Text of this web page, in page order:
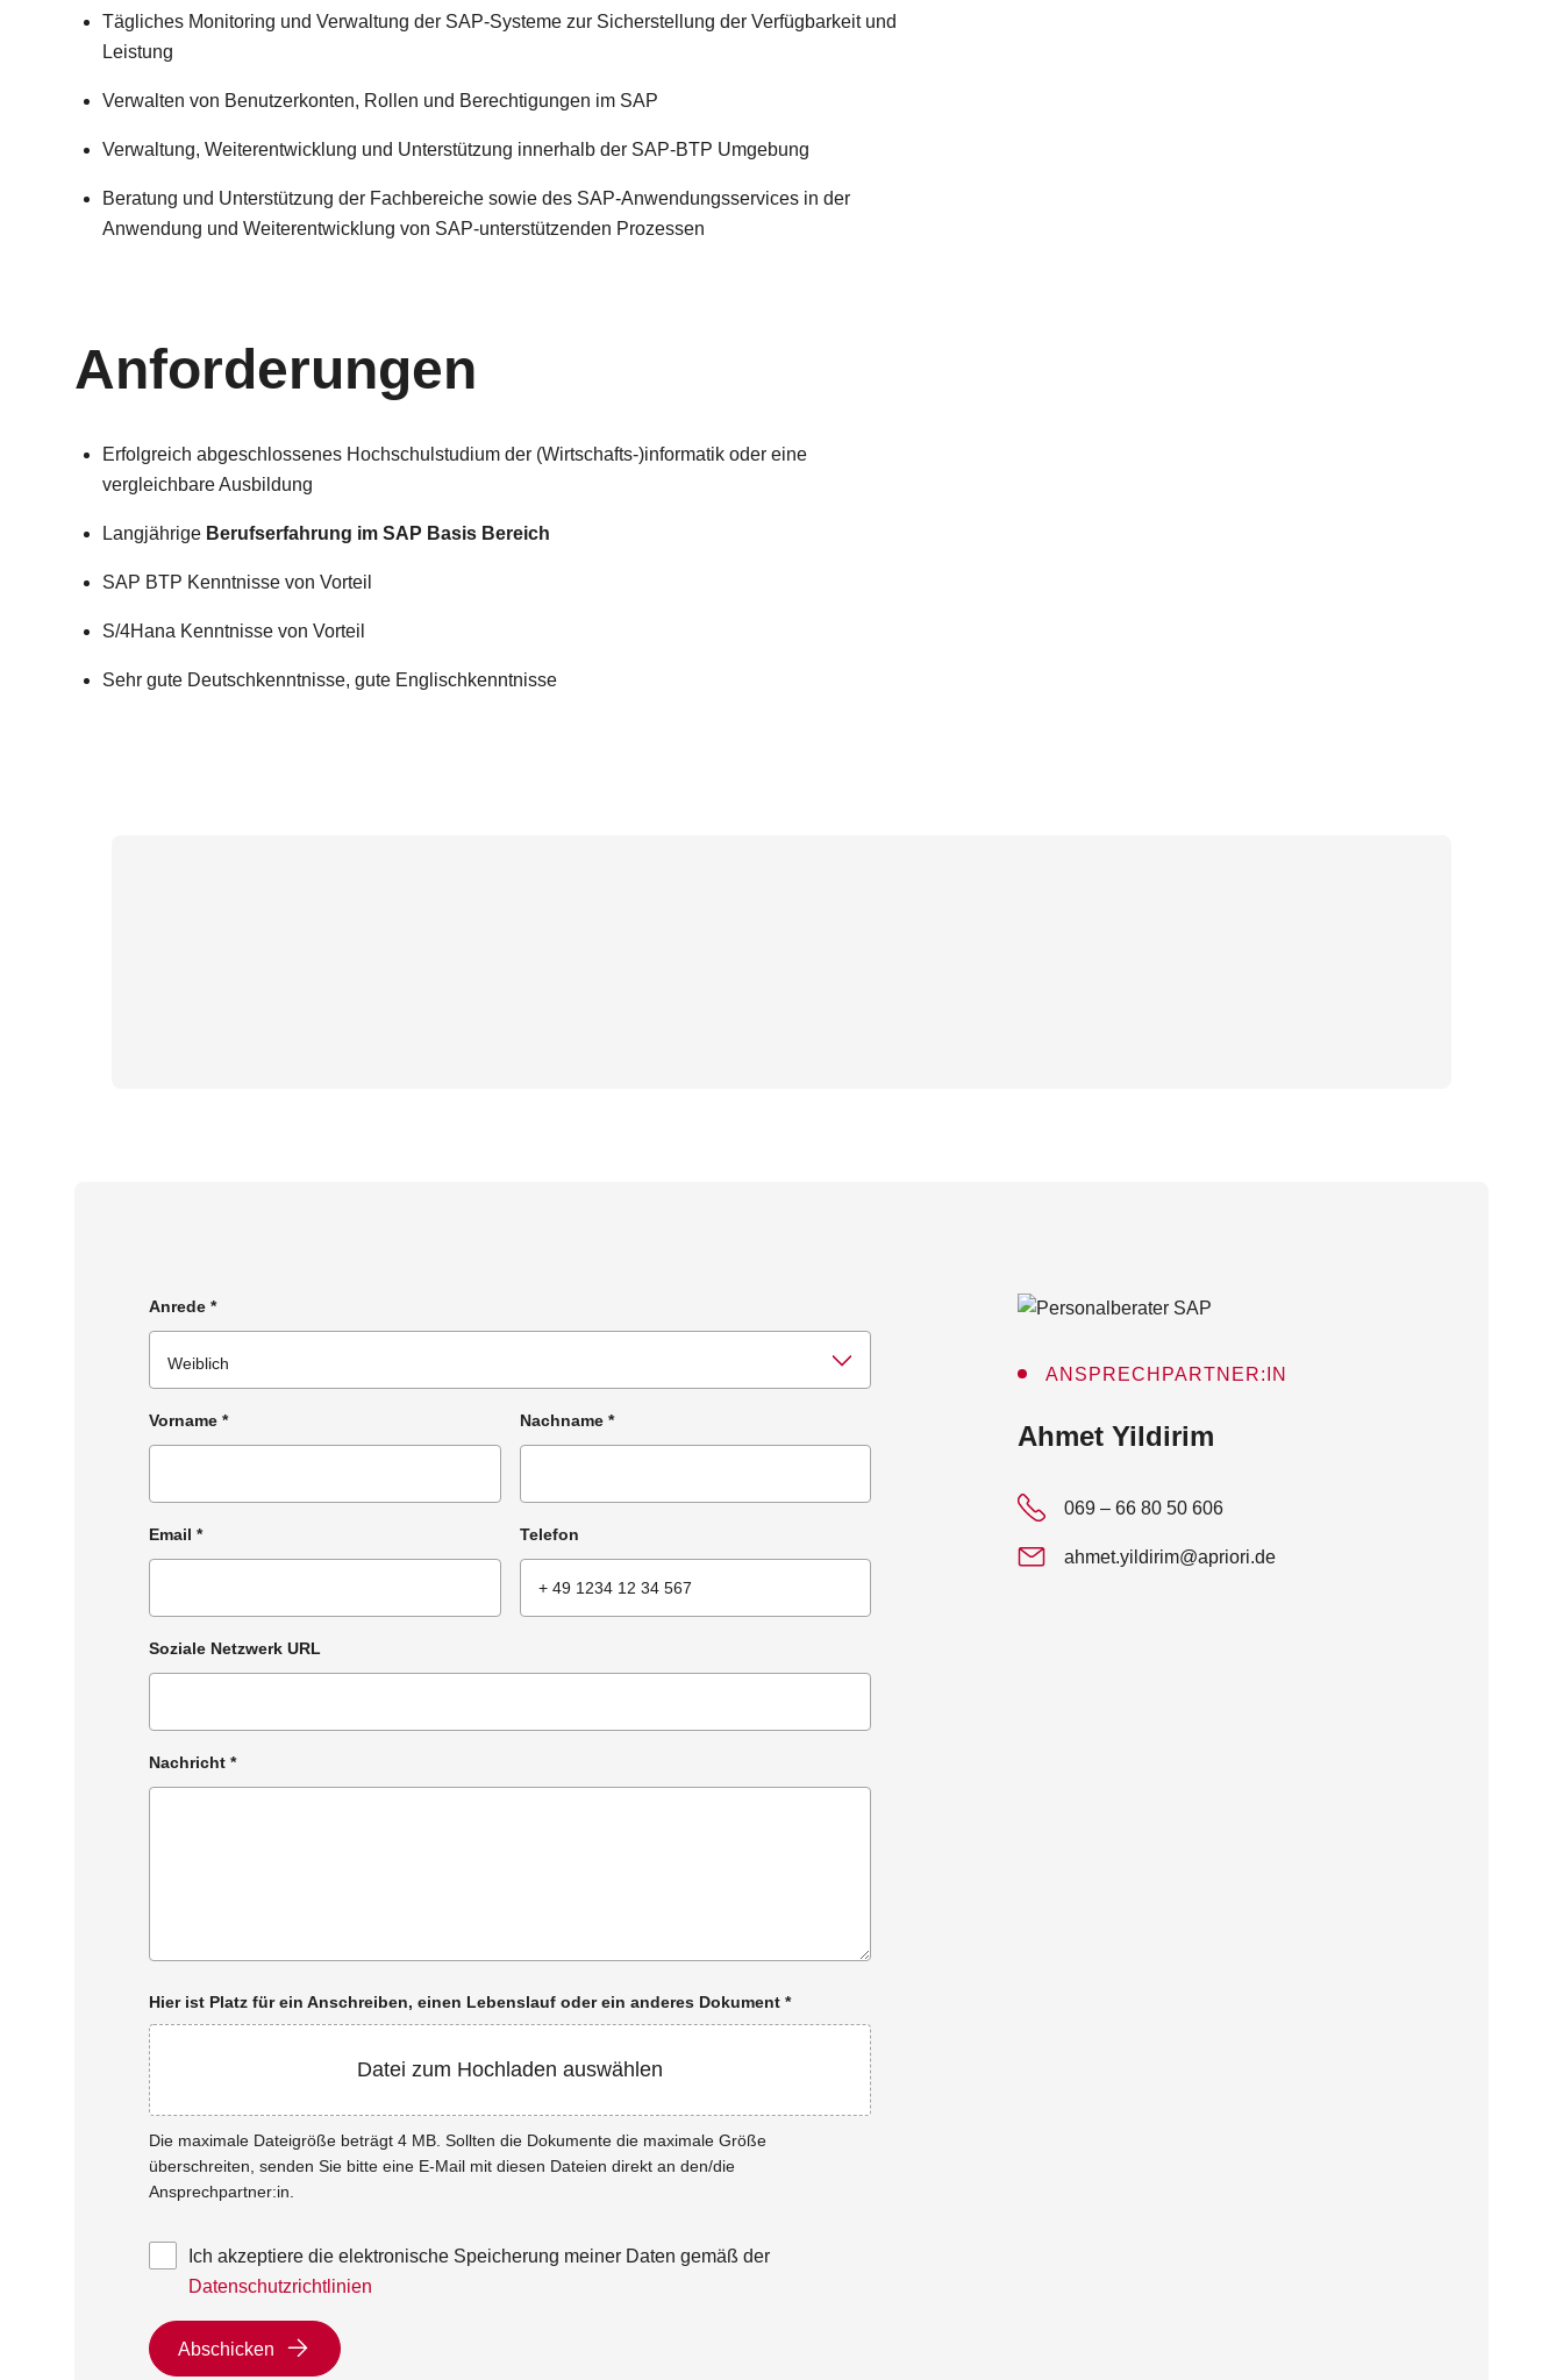
Tägliches Monitoring und Verwaltung der SAP-Systeme zur Sicherstellung der Verfügbarkeit und
Leistung
Verwalten von Benutzerkonten, Rollen und Berechtigungen im SAP
Verwaltung, Weiterentwicklung und Unterstützung innerhalb der SAP-BTP Umgebung
Beratung und Unterstützung der Fachbereiche sowie des SAP-Anwendungsservices in der
Anwendung und Weiterentwicklung von SAP-unterstützenden Prozessen
Anforderungen
Erfolgreich abgeschlossenes Hochschulstudium der (Wirtschafts-)informatik oder eine
vergleichbare Ausbildung
Langjährige Berufserfahrung im SAP Basis Bereich
SAP BTP Kenntnisse von Vorteil
S/4Hana Kenntnisse von Vorteil
Sehr gute Deutschkenntnisse, gute Englischkenntnisse
Anrede *
Vorname * Nachname *
Email * Telefon
Soziale Netzwerk URL
Nachricht *
Hier ist Platz für ein Anschreiben, einen Lebenslauf oder ein anderes Dokument *
Datei zum Hochladen auswählen
Die maximale Dateigröße beträgt 4 MB. Sollten die Dokumente die maximale Größe
überschreiten, senden Sie bitte eine E-Mail mit diesen Dateien direkt an den/die
Ansprechpartner:in.
Ich akzeptiere die elektronische Speicherung meiner Daten gemäß der
Datenschutzrichtlinien
Abschicken
ANSPRECHPARTNER:IN
:
Ahmet Yildirim
069 – 66 80 50 606
ahmet.yildirim@apriori.de